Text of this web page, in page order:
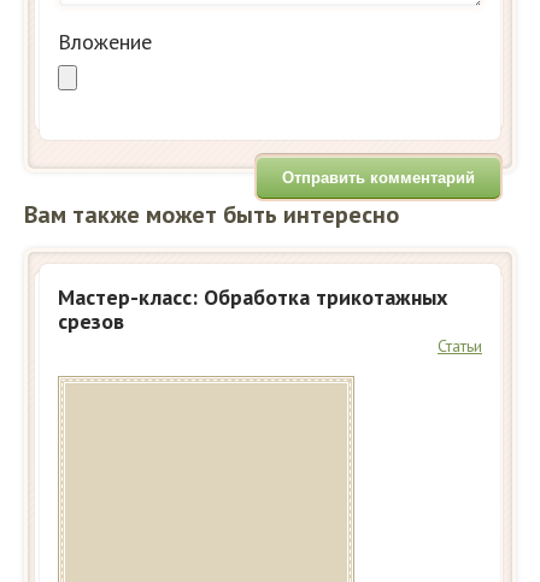
Вложение
Вам также может быть интересно
Мастер-класс: Обработка трикотажных
срезов
Статьи